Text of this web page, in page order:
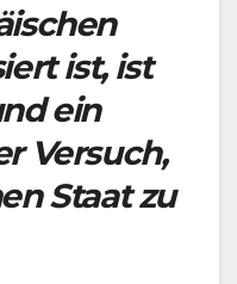
ist, ist
ein
Versuch,
Staat zu